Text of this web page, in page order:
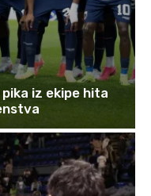
iz ekipe hita